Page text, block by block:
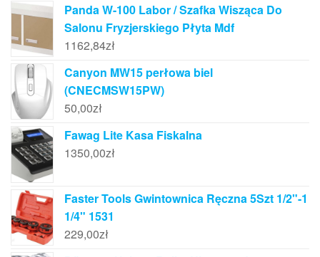
Panda W-100 Labor / Szafka Wisząca Do
Salonu Fryzjerskiego Płyta Mdf
1162,84zł
Canyon MW15 perłowa biel
(CNECMSW15PW)
50,00zł
Fawag Lite Kasa Fiskalna
1350,00zł
Faster Tools Gwintownica Ręczna 5Szt 1/2"-1
1/4" 1531
229,00zł